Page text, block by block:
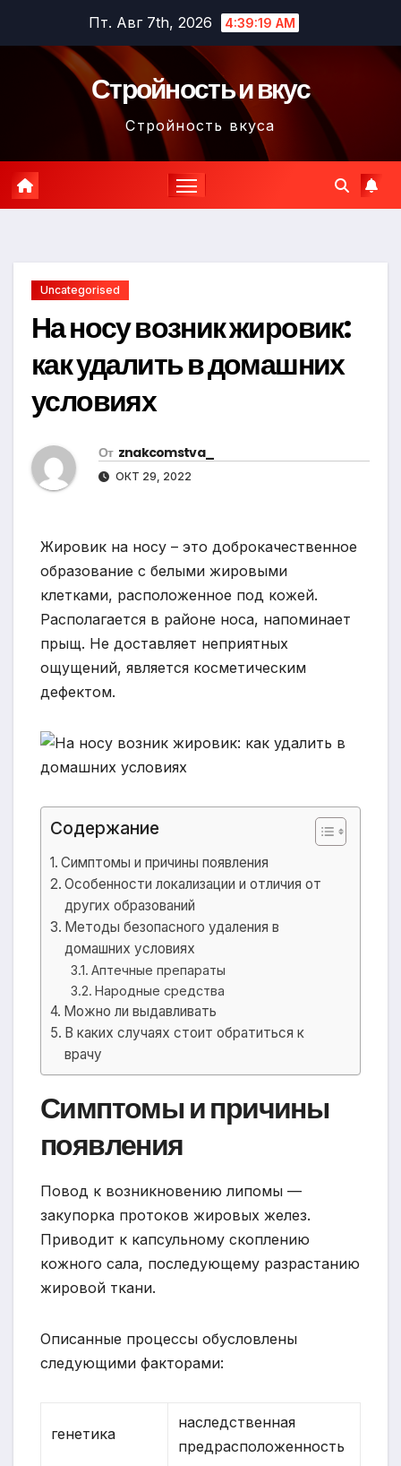
содержимому
Пт. Авг 7th, 2026 4:39:20 AM
Стройность и вкус
Стройность вкуса
Uncategorised
На носу возник жировик:
как удалить в домашних
условиях
От znakcomstva_
ОКТ 29, 2022
Жировик на носу – это доброкачественное
образование с белыми жировыми
клетками, расположенное под кожей.
Располагается в районе носа, напоминает
прыщ. Не доставляет неприятных
ощущений, является косметическим
дефектом.
Содержание
Симптомы и причины появления
Особенности локализации и отличия от
других образований
Методы безопасного удаления в
домашних условиях
Аптечные препараты
Народные средства
Можно ли выдавливать
В каких случаях стоит обратиться к
врачу
Симптомы и причины
появления
Повод к возникновению липомы —
закупорка протоков жировых желез.
Приводит к капсульному скоплению
кожного сала, последующему разрастанию
жировой ткани.
Описанные процессы обусловлены
следующими факторами:
генетика
наследственная
предрасположенность